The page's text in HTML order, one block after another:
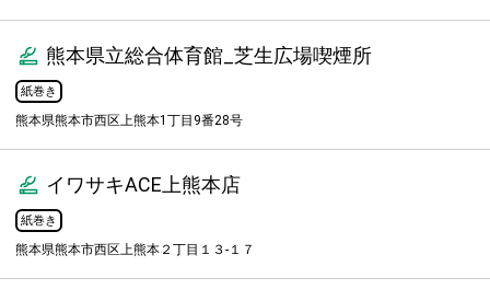
熊本県立総合体育館_芝生広場喫煙所
紙巻き
熊本県熊本市西区上熊本1丁目9番28号
イワサキACE上熊本店
紙巻き
熊本県熊本市西区上熊本２丁目１３-１７